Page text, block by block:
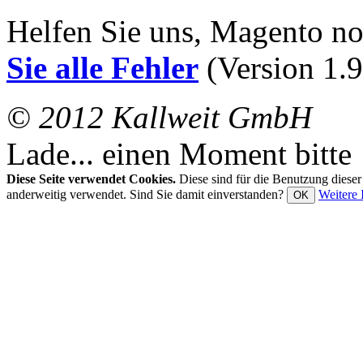
Helfen Sie uns, Magento
Sie alle Fehler (Version
© 2012 Kallweit GmbH
Lade... einen Moment bitte
Diese Seite verwendet Cookies. Diese sind für die Benutzung
anderweitig verwendet. Sind Sie damit einverstanden?
OK Weitere